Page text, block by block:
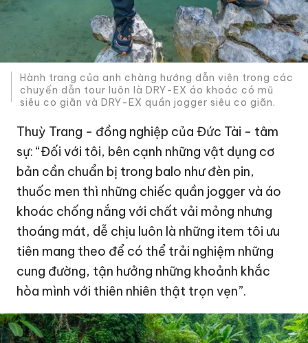
Hành trang của anh chàng hướng dẫn viên trong các
chuyến dẫn tour luôn là DRY-EX áo khoác có mũ
siêu co giãn và DRY-EX quần jogger siêu co giãn.
Thuỳ Trang - đồng nghiệp của Đức Tài - tâm
sự: “Đối với tôi, bên cạnh những vật dụng cơ
bản cần chuẩn bị trong balo như đèn pin,
thuốc men thì những chiếc quần jogger và áo
khoác chống nắng với chất vải mỏng nhưng
thoáng mát, dễ chịu luôn là những item tôi ưu
tiên mang theo để có thể trải nghiệm những
cung đường, tận hưởng những khoảnh khắc
hòa mình với thiên nhiên thật trọn vẹn”.